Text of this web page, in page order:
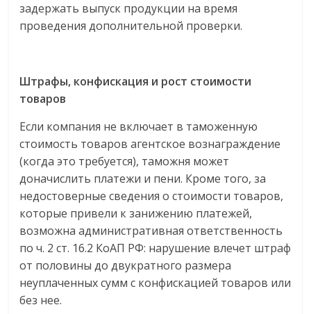
задержать выпуск продукции на время
проведения дополнительной проверки.
Штрафы, конфискация и рост стоимости
товаров
Если компания не включает в таможенную
стоимость товаров агентское вознаграждение
(когда это требуется), таможня может
доначислить платежи и пени. Кроме того, за
недостоверные сведения о стоимости товаров,
которые привели к занижению платежей,
возможна административная ответственность
по ч. 2 ст. 16.2 КоАП РФ: нарушение влечет штраф
от половины до двукратного размера
неуплаченных сумм с конфискацией товаров или
без нее.